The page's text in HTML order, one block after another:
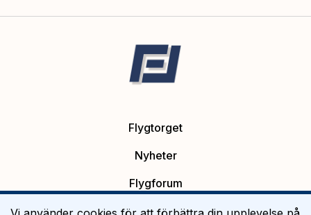
Flygtorget
Nyheter
Flygforum
Platsannonser